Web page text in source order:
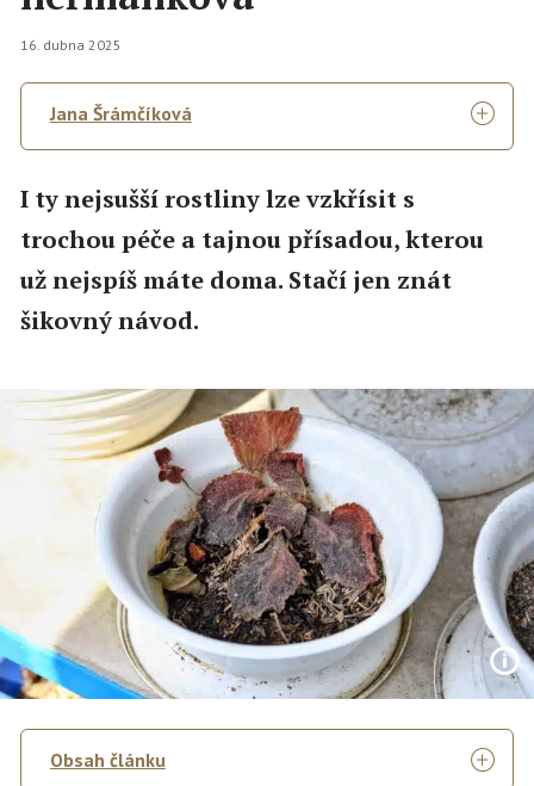
16. dubna 2025
Jana Šrámčíková
I ty nejsušší rostliny lze vzkřísit s
trochou péče a tajnou přísadou, kterou
už nejspíš máte doma. Stačí jen znát
šikovný návod.
Obsah článku